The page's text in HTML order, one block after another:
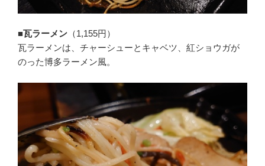
■瓦ラーメン （1,155円）
瓦ラーメンは、チャーシューとキャベツ、紅ショウガが
のった博多ラーメン風。